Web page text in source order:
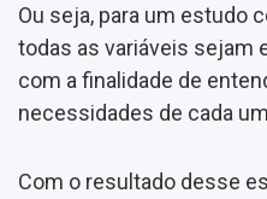
Ou seja, para um estudo
todas as variáveis sejam
com a finalidade de
necessidades de cada
Com o resultado desse